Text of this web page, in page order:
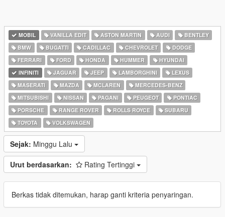
MOBIL VANILLA EDIT ASTON MARTIN AUDI
BENTLEY
BMW
BUGATTI CADILLAC CHEVROLET
DODGE
FERRARI
FORD HONDA HUMMER
HYUNDAI
INFINITI
JAGUAR JEEP LAMBORGHINI
LEXUS
MASERATI
MAZDA MCLAREN
MERCEDES-BENZ
MITSUBISHI
NISSAN PAGANI PEUGEOT
PONTIAC
PORSCHE
RANGE ROVER ROLLS ROYCE
SUBARU
TOYOTA
VOLKSWAGEN
Sejak: Minggu Lalu
Urut berdasarkan: Rating Tertinggi
Berkas tidak ditemukan, harap ganti kriteria penyaringan.